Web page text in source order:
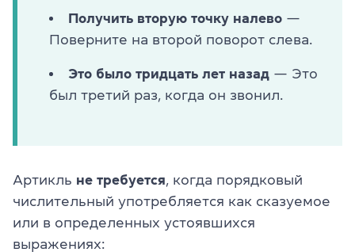
Получить вторую точку налево —
Поверните на второй поворот слева.
Это было тридцать лет назад — Это
был третий раз, когда он звонил.
Артикль не требуется , когда порядковый
числительный употребляется как сказуемое
или в определенных устоявшихся
выражениях: